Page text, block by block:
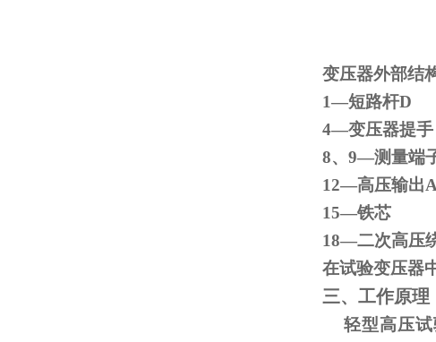
变压器外部结
1—短路杆
4—变压器
8、 9—测量端
12—高压输出
15—铁
18—二次高压
在试验变压器
三、工作原理
轻型高压试